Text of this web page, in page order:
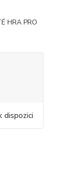
HRA PRO
dispozici